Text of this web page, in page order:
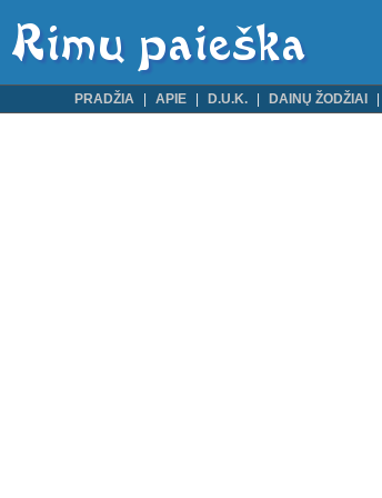
PRADŽIA APIE D.U.K. DAINŲ ŽODŽIAI